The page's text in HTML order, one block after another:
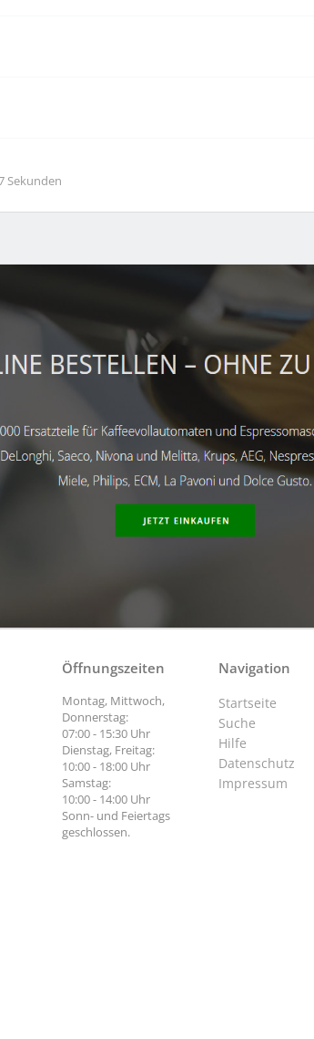
Sekunden
Navigation
Startseite
Suche
Hilfe
Datenschutz
Impressum
Öffnungszeiten
Montag, Mittwoch,
Donnerstag:
07:00 - 15:30 Uhr
Dienstag, Freitag:
10:00 - 18:00 Uhr
Samstag:
10:00 - 14:00 Uhr
Sonn- und Feiertags
geschlossen.